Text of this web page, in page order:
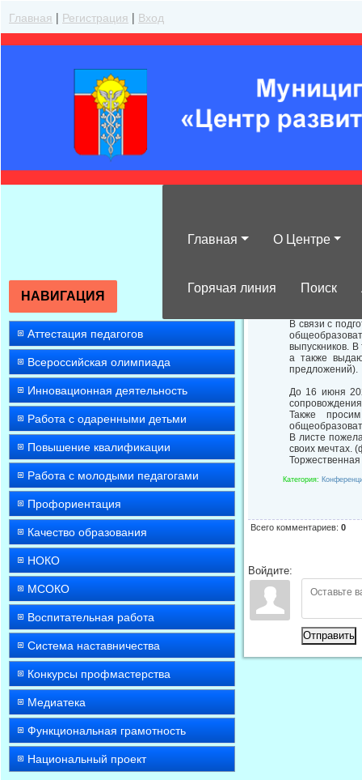
Главная | Регистрация | Вход
Главная О Центре
Горячая линия Поиск
НАВИГАЦИЯ
Аттестация педагогов
Всероссийская олимпиада
Инновационная деятельность
Работа с одаренными детьми
Повышение квалификации
Работа с молодыми педагогами
Профориентация
Качество образования
НОКО
МСОКО
Воспитательная работа
Система наставничества
Конкурсы профмастерства
Медиатека
Функциональная грамотность
Национальный проект
В связи с
выпускников.
а также
предложений).
До 16 июня
Также
В листе
своих мечтах.
Категория:
Всего комментариев: 0
Войдите:
Отправить